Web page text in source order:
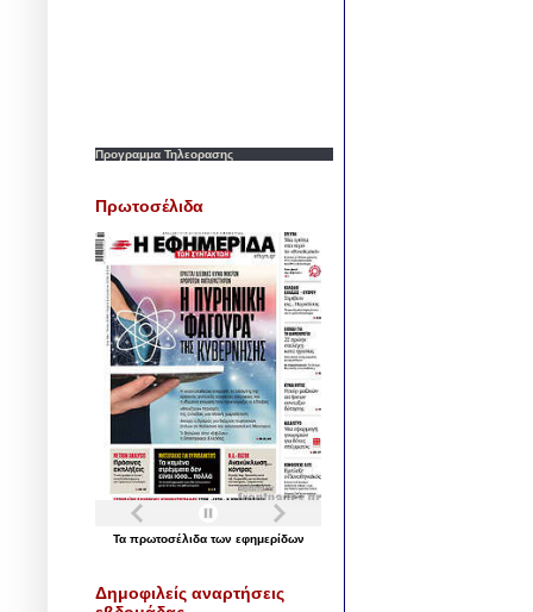
Προγραμμα Τηλεορασης
Πρωτοσέλιδα
Τα πρωτοσέλιδα των εφημερίδων
Δημοφιλείς αναρτήσεις